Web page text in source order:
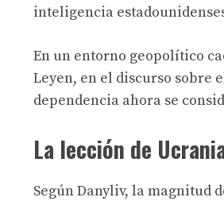
inteligencia
En un entorno geopolítico
Leyen, en el discurso sobre
dependencia ahora se
La lección de
Según Danyliv, la magnitud